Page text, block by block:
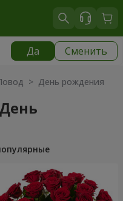
Да Сменить
> День рождения